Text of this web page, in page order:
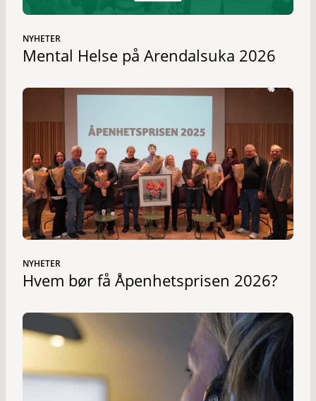
NYHETER
Mental Helse på Arendalsuka 2026
NYHETER
Hvem bør få Åpenhetsprisen 2026?